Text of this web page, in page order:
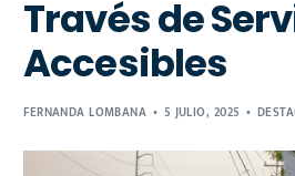
Través de
Accesibles
FERNANDA LOMBANA 5 JULIO, 2025